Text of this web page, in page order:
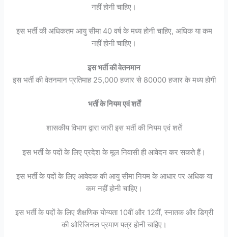
नहीं होनी चाहिए।
इस भर्ती की अधिकतम आयु सीमा 40 वर्ष के मध्य होनी चाहिए, अधिक या कम
नहीं होनी चाहिए।
इस भर्ती की वेतनमान
इस भर्ती की वेतनमान प्रतिमाह 25,000 हजार से 80000 हजार के मध्य होगी
भर्ती के नियम एवं शर्तें
शासकीय विभाग द्वारा जारी इस भर्ती की नियम एवं शर्तें
इस भर्ती के पदों के लिए प्रदेश के मूल निवासी ही आवेदन कर सकते हैं।
इस भर्ती के पदों के लिए आवेदक की आयु सीमा नियम के आधार पर अधिक या
कम नहीं होनी चाहिए।
इस भर्ती के पदों के लिए शैक्षणिक योग्यता 10वीं और 12वीं, स्नातक और डिग्री
की ओरिजिनल प्रमाण पत्र होनी चाहिए।